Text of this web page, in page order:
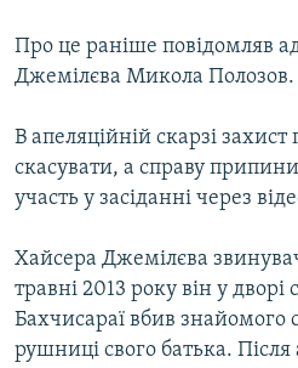
Про це раніше повідомляв
Джемілєва Микола Полозов.
В апеляційній скарзі
скасувати, а справу
участь у засіданні через
Хайсера Джемілєва
травні 2013 року він у дворі
Бахчисараї вбив знайомого
рушниці свого батька.